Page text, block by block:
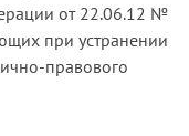
от 22.06.12 №
при устранении
правового